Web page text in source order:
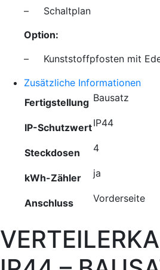
– Schaltplan
Option:
– Kunststoffpfosten mit
Zusätzliche Informationen
Fertigstellung Bausatz
IP-SchutzwertIP44
Steckdosen 4
kWh-Zähler ja
Anschluss Vorderseite